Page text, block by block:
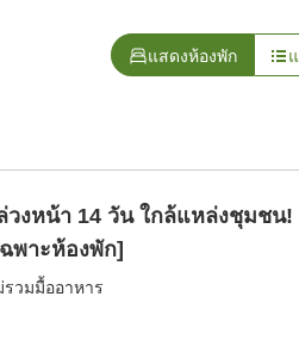
แสดงห้องพัก
งหน้า 14 วัน ใกล้แหล่งชุมชน!
พาะห้องพัก]
รวมมื้ออาหาร